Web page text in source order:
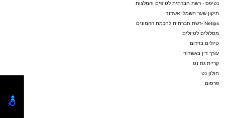
נטיפס - רשת חברתית לטיפים והמלצות
תיקון שער חשמלי אשדוד
Netips -רשת חברתית לחכמת ההמונים
מסלולים לטיולים
טיולים בדרום
עורך דין באשדוד
קריית גת נט
חולון נט
פרסום